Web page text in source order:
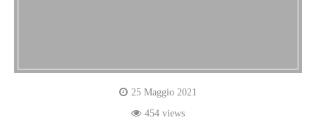
25 Maggio 2021
454 views